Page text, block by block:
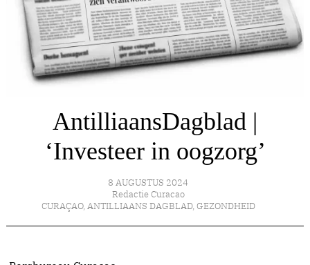
AntilliaansDagblad |
‘Investeer in oogzorg’
8 AUGUSTUS 2024
Redactie Curacao
CURAÇAO, ANTILLIAANS DAGBLAD, GEZONDHEID